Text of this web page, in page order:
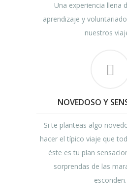
Una experiencia llena
aprendizaje y
nuestros
NOVEDOSO Y
Si te planteas algo
hacer el típico viaje que
éste es tu plan
sorprendas de las
esconden.